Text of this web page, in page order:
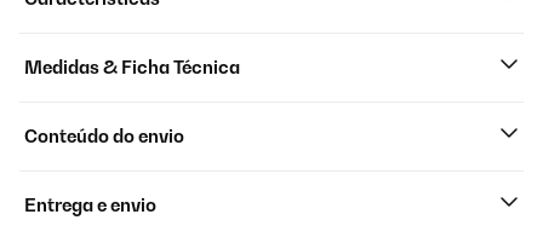
Medidas & Ficha Técnica
Conteúdo do envio
Entrega e envio